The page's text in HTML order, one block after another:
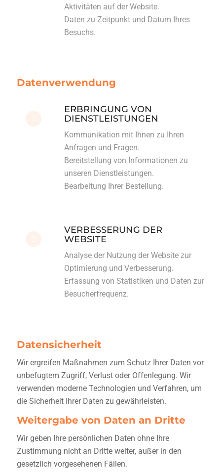
Aktivitäten auf der Website.
Daten zu Zeitpunkt und Datum Ihres
Besuchs.
Datenverwendung
ERBRINGUNG VON
DIENSTLEISTUNGEN
Kommunikation mit Ihnen zu Ihren
Anfragen und Fragen.
Bereitstellung von Informationen zu
unseren Dienstleistungen.
Bearbeitung Ihrer Bestellung.
VERBESSERUNG DER
WEBSITE
Analyse der Nutzung der Website zur
Optimierung und Verbesserung.
Erfassung von Statistiken und Daten zur
Besucherfrequenz.
Datensicherheit
Wir ergreifen Maßnahmen zum Schutz Ihrer Daten vor
unbefugtem Zugriff, Verlust oder Offenlegung. Wir
verwenden moderne Technologien und Verfahren, um
die Sicherheit Ihrer Daten zu gewährleisten.
Weitergabe von Daten an Dritte
Wir geben Ihre persönlichen Daten ohne Ihre
Zustimmung nicht an Dritte weiter, außer in den
gesetzlich vorgesehenen Fällen.